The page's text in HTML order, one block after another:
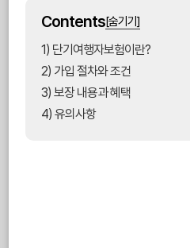
Contents[숨기기]
1) 단기여행자보험이란?
2) 가입 절차와 조건
3) 보장 내용과 혜택
4) 유의사항